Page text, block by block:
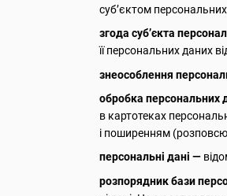
суб’єктом
згода суб’єкта
її персональних даних
знеособлення
обробка персональних
в картотеках
і поширенням
персональні дані —
розпорядник бази